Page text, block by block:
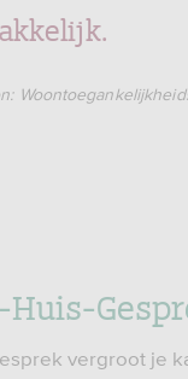
vergroot je